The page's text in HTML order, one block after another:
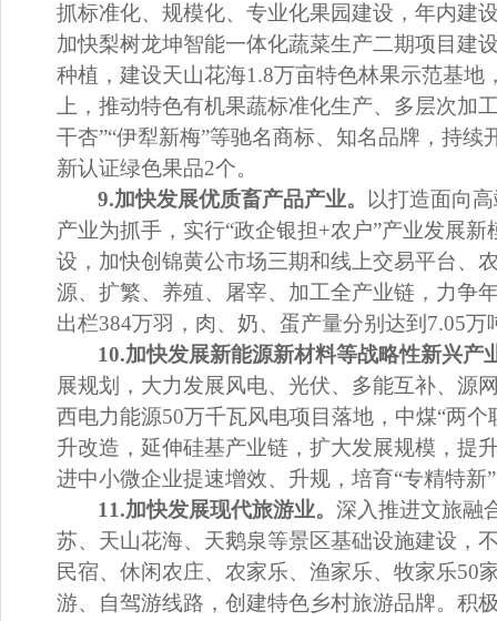
抓标准化、规模化、专业化果园建设，年内建
加快梨树龙坤智能一体化蔬菜生产二期项目建
种植， 建设天山花海1.8万亩特色林果示范基地
上， 推动特色有机果蔬标准化生产、多层次加
干杏”“伊犁新梅”等驰名商标、 知名品牌， 持续
新认证绿色果品2个。
9.加快发展优质畜产品产业。
以打造面向
产业为抓手，实行“政企银担+农户”产业发展新
设，加快创锦黄公市场三期和线上交易平台、
源、扩繁、养殖、屠宰、加工全产业链，力争
出栏384万羽，肉、奶、蛋产量分别达到 7.05万
10.加快发展新能源新材料等战略性新兴产
展规划， 大力发展风电、光伏、多能互补、源
西电力能源50万千瓦风电项目落地， 中煤“两个
升改造，延伸硅基产业链， 扩大发展规模 ， 提
进中小微企业提速增效、升规， 培育“专精特新”
11.加快发展现代旅游业。深入推进文旅融
苏、天山花海、天鹅泉等景区基础设施建设，
民宿、休闲农庄、 农家乐、渔家乐、牧家乐50
游、自驾游线路，创建特色乡村旅游品牌。 积